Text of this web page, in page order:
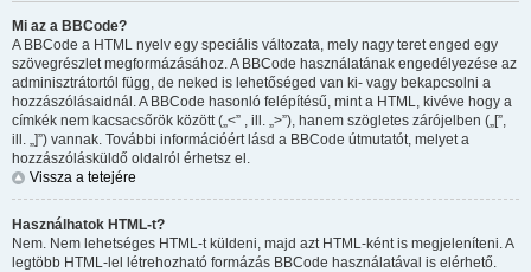
Mi az a BBCode?
A BBCode a HTML nyelv egy speciális változata, mely nagy teret enged egy
szövegrészlet megformázásához. A BBCode használatának engedélyezése az
adminisztrátortól függ, de neked is lehetőséged van ki- vagy bekapcsolni a
hozzászólásaidnál. A BBCode hasonló felépítésű, mint a HTML, kivéve hogy a
címkék nem kacsacsőrök között („<” , ill. „>”), hanem szögletes zárójelben („[”,
ill. „]”) vannak. További információért lásd a BBCode útmutatót, melyet a
hozzászólásküldő oldalról érhetsz el.
Vissza a tetejére
Használhatok HTML-t?
Nem. Nem lehetséges HTML-t küldeni, majd azt HTML-ként is megjeleníteni. A
legtöbb HTML-lel létrehozható formázás BBCode használatával is elérhető.